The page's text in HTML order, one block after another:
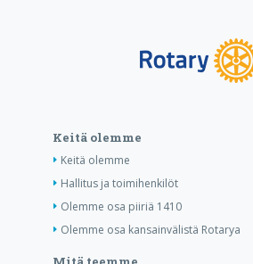
Keitä olemme
Keitä olemme
Hallitus ja toimihenkilöt
Olemme osa piiriä 1410
Olemme osa kansainvälistä Rotarya